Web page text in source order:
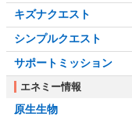
キズナクエスト
シンプルクエスト
サポートミッション
エネミー情報
原生生物